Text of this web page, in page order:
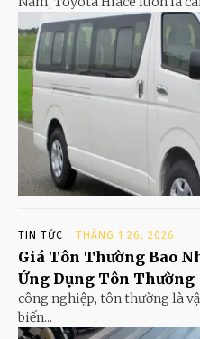
TIN TỨC THÁNG 1 26, 2026
Giá Tôn Thường Bao
Ứng Dụng Tôn Thường
công nghiệp, tôn thường là
biến...